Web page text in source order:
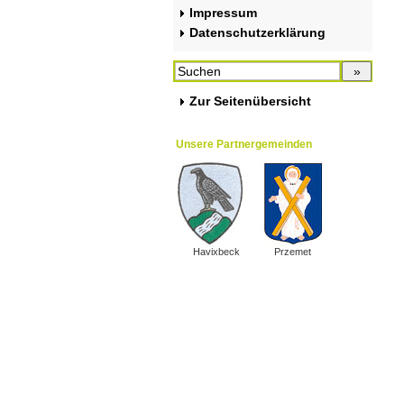
Impressum
Datenschutzerklärung
Zur Seitenübersicht
Unsere Partnergemeinden
Havixbeck Przemet